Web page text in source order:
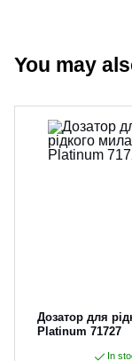
You may
Дозатор для
Platinum 71727
In